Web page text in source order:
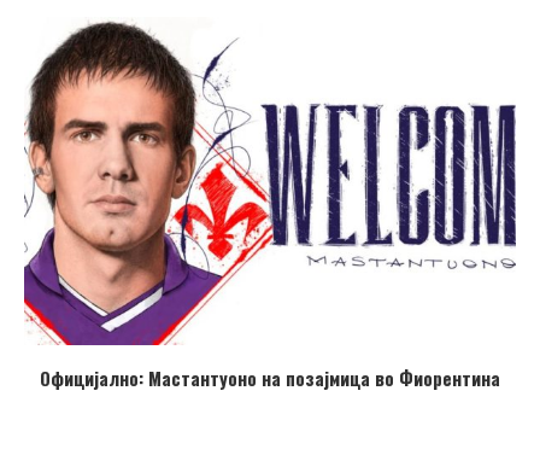
Официјално: Мастантуоно на позајмица во Фиорентина